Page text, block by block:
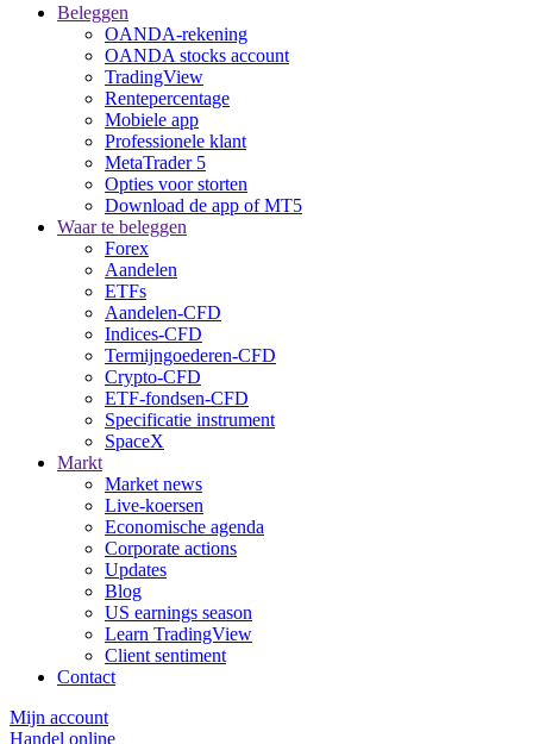
Beleggen
OANDA-rekening
OANDA stocks account
TradingView
Rentepercentage
Mobiele app
Professionele klant
MetaTrader 5
Opties voor storten
Download de app of MT5
Waar te beleggen
Forex
Aandelen
ETFs
Aandelen-CFD
Indices-CFD
Termijngoederen-CFD
Crypto-CFD
ETF-fondsen-CFD
Specificatie instrument
SpaceX
Markt
Market news
Live-koersen
Economische agenda
Corporate actions
Updates
Blog
US earnings season
Learn TradingView
Client sentiment
Contact
Mijn account
Handel online